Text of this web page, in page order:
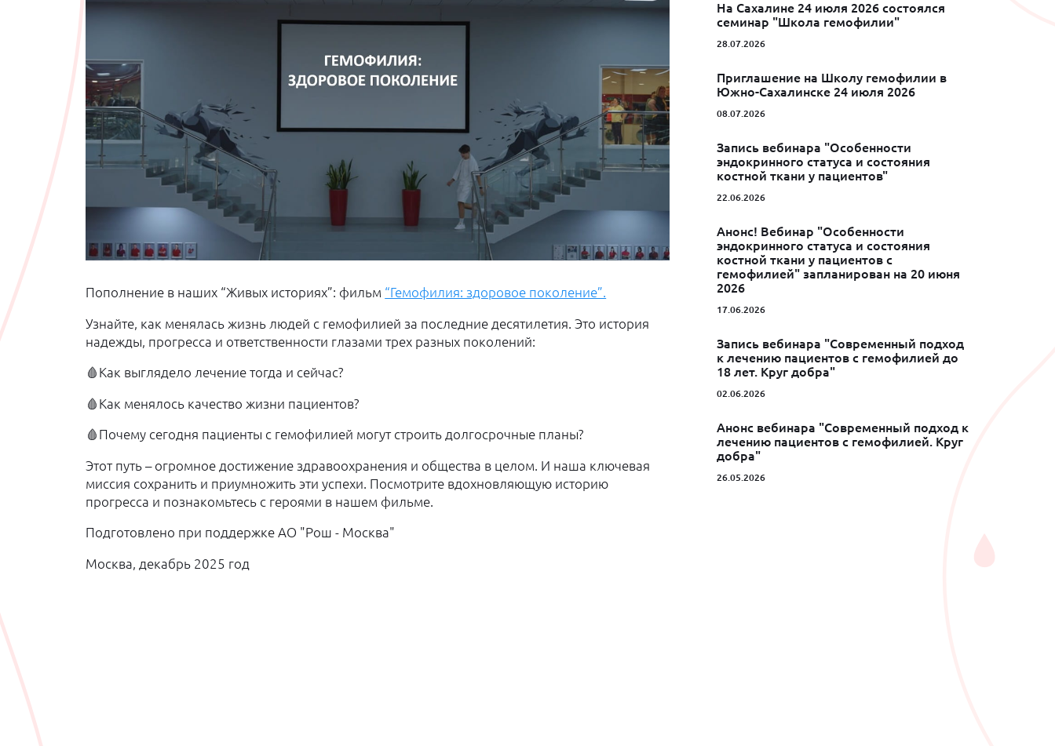
Пополнение в наших “Живых историях”: фильм “Гемофилия: здоровое поколение”.
Узнайте, как менялась жизнь людей с гемофилией за последние десятилетия. Это история
надежды, прогресса и ответственности глазами трех разных поколений:
🩸Как выглядело лечение тогда и сейчас?
🩸Как менялось качество жизни пациентов?
🩸Почему сегодня пациенты с гемофилией могут строить долгосрочные планы?
Этот путь – огромное достижение здравоохранения и общества в целом. И наша ключевая
миссия сохранить и приумножить эти успехи. Посмотрите вдохновляющую историю
прогресса и познакомьтесь с героями в нашем фильме.
Подготовлено при поддержке АО "Рош - Москва"
Москва, декабрь 2025 год
На Сахалине 24 июля 2026 состоялся
семинар "Школа гемофилии"
28.07.2026
Приглашение на Школу гемофилии в
Южно-Сахалинске 24 июля 2026
08.07.2026
Запись вебинара "Особенности
эндокринного статуса и состояния
костной ткани у пациентов"
22.06.2026
Анонс! Вебинар "Особенности
эндокринного статуса и состояния
костной ткани у пациентов с
гемофилией" запланирован на 20 июня
2026
17.06.2026
Запись вебинара "Современный подход
к лечению пациентов с гемофилией до
18 лет. Круг добра"
02.06.2026
Анонс вебинара "Современный подход к
лечению пациентов с гемофилией. Круг
добра"
26.05.2026